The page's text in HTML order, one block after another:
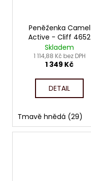
Peněženka Camel
Active - Cliff 4652
Skladem
1 114,88 Kč bez DPH
1 349 Kč
DETAIL
Tmavě hnědá (29)